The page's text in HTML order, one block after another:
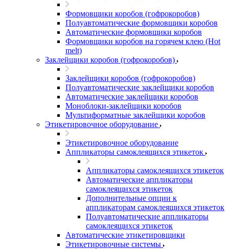
Формовщики коробов (гофрокоробов)
Полуавтоматические формовщики коробов
Автоматические формовщики коробов
Формовщики коробов на горячем клею (Hot
melt)
Заклейщики коробов (гофрокоробов)
Заклейщики коробов (гофрокоробов)
Полуавтоматические заклейщики коробов
Автоматические заклейщики коробов
Моноблоки-заклейщики коробов
Мультиформатные заклейщики коробов
Этикетировочное оборудование
Этикетировочное оборудование
Аппликаторы самоклеящихся этикеток
Аппликаторы самоклеящихся этикеток
Автоматические аппликаторы
самоклеящихся этикеток
Дополнительные опции к
аппликаторам самоклеящихся этикеток
Полуавтоматические аппликаторы
самоклеящихся этикеток
Автоматические этикетировщики
Этикетировочные системы